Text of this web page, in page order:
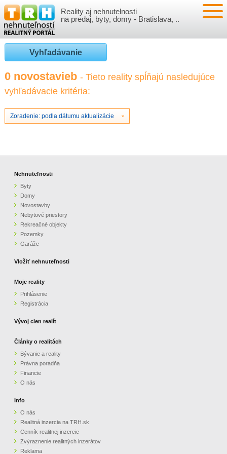
Reality aj nehnutelnosti
na predaj, byty, domy - Bratislava, ..
NEHNUTEĽNOSTI
BYTY
NOVOSTAVBY
NEBYTOVÉ PRIESTORY
GARÁŽE
VLOŽIŤ NEHNUTEĽNOSTI
PRIHLÁSENIE
REGISTRÁCIA
VÝVOJ CIEN REALÍT
ČLÁNKY O REALITÁCH
O NÁS
CENNÍK REALITNEJ INZERCIE
ZVÝRAZNENIE REALITNÝCH INZERÁTOV
PARTNERI
OBCHODNÉ PODMIENKY
KONTAKT
Vyhľadávanie
0 novostavieb - Tieto reality spĺňajú nasledujúce
vyhľadávacie kritéria:
Zoradenie: podla dátumu aktualizácie
Nehnuteľnosti
Byty
Domy
Novostavby
Nebytové priestory
Rekreačné objekty
Pozemky
Garáže
Vložiť nehnuteľnosti
Moje reality
Prihlásenie
Registrácia
Vývoj cien realít
Články o realitách
Bývanie a reality
Právna poradňa
Financie
O nás
Info
O nás
Realitná inzercia na TRH.sk
Cenník realitnej inzercie
Zvýraznenie realitných inzerátov
Reklama